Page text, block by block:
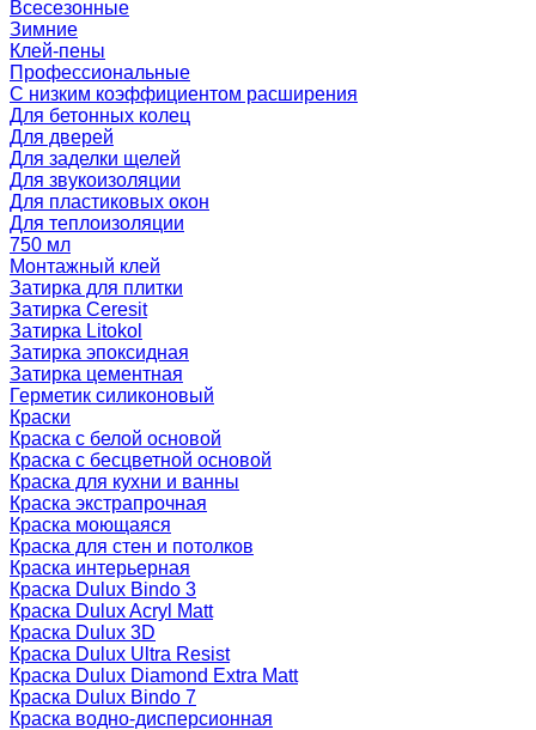
Всесезонные
Зимние
Клей-пены
Профессиональные
С низким коэффициентом расширения
Для бетонных колец
Для дверей
Для заделки щелей
Для звукоизоляции
Для пластиковых окон
Для теплоизоляции
750 мл
Монтажный клей
Затирка для плитки
Затирка Ceresit
Затирка Litokol
Затирка эпоксидная
Затирка цементная
Герметик силиконовый
Краски
Краска с белой основой
Краска с бесцветной основой
Краска для кухни и ванны
Краска экстрапрочная
Краска моющаяся
Краска для стен и потолков
Краска интерьерная
Краска Dulux Bindo 3
Краска Dulux Acryl Matt
Краска Dulux 3D
Краска Dulux Ultra Resist
Краска Dulux Diamond Extra Matt
Краска Dulux Bindo 7
Краска водно-дисперсионная